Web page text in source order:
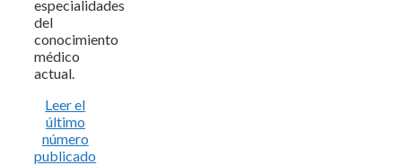
especialidades
del
conocimiento
médico
actual.
Leer el
último
número
publicado